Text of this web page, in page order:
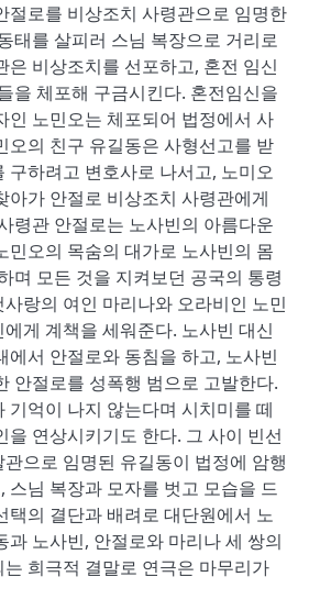
절로를 비상조치 사령관으로 임명한
태를 살피러 스님 복장으로 거리로
은 비상조치를 선포하고, 혼전 임신
을 체포해 구금시킨다. 혼전임신을
인 노민오는 체포되어 법정에서 사
오의 친구 유길동은 사형선고를 받
구하려고 변호사로 나서고, 노미오
아가 안절로 비상조치 사령관에게
령관 안절로는 노사빈의 아름다운
민오의 목숨의 대가로 노사빈의 몸
며 모든 것을 지켜보던 공국의 통령
랑의 여인 마리나와 오라비인 노민
게 계책을 세워준다. 노사빈 대신
에서 안절로와 동침을 하고, 노사빈
안절로를 성폭행 범으로 고발한다.
기억이 나지 않는다며 시치미를 떼
을 연상시키기도 한다. 그 사이 빈선
으로 임명된 유길동이 법정에 암행
스님 복장과 모자를 벗고 모습을 드
택의 결단과 배려로 대단원에서 노
과 노사빈, 안절로와 마리나 세 쌍의
희극적 결말로 연극은 마무리가